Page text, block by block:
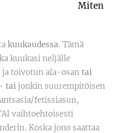
Miten
kuukaudessa. Tämä
kuukasi neljälle
toivotun ala-osan tai
tai jonkin suurempitöisen
fetissiasun,
vaihtoehtoisesti
Koska jono saattaa